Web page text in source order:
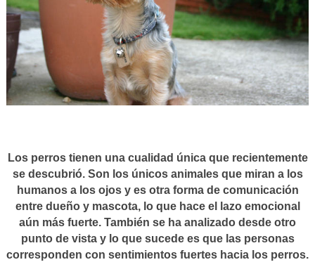
Los perros tienen una cualidad única que recientemente
se descubrió. Son los únicos animales que miran a los
humanos a los ojos y es otra forma de comunicación
entre dueño y mascota, lo que hace el lazo emocional
aún más fuerte. También se ha analizado desde otro
punto de vista y lo que sucede es que las personas
corresponden con sentimientos fuertes hacia los perros.